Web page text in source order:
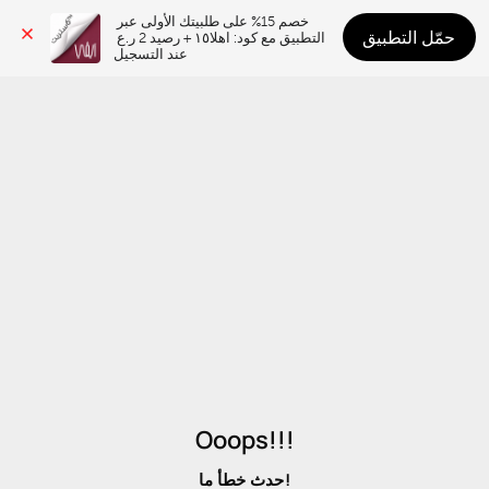
عند التسجيل
حمّل التطبيق
Ooops!!!
حدث خطأ ما!